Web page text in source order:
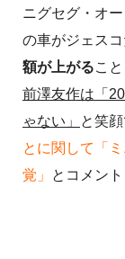
ニグセグ・オ
の車がジェス
額が上がること
前澤友作は「
ゃない」
と笑
とに関して「
覚」
とコメント